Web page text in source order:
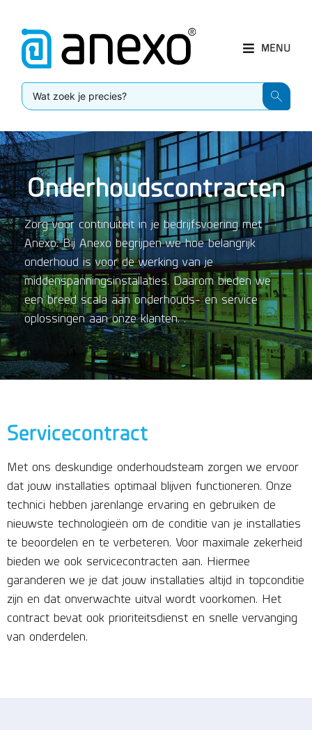
MENU
Onderhoudscontracten
Zorg voor continuïteit in je bedrijfsvoering met
Anexo. Bij Anexo begrijpen we hoe belangrijk
onderhoud is voor de werking van je
middenspanningsinstallaties. Daarom bieden we
een breed scala aan onderhouds- en service
oplossingen aan onze klanten. .
Servicecontract
Met ons deskundige onderhoudsteam zorgen we ervoor
dat jouw installaties optimaal blijven functioneren. Onze
technici hebben jarenlange ervaring en gebruiken de
nieuwste technologieën om de conditie van je installaties
te beoordelen en te verbeteren. Voor maximale zekerheid
bieden we ook servicecontracten aan. Hiermee
garanderen we je dat jouw installaties altijd in topconditie
zijn en dat onverwachte uitval wordt voorkomen. Het
contract bevat ook prioriteitsdienst en snelle vervanging
van onderdelen.